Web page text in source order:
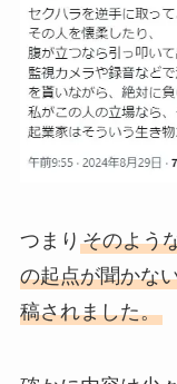
つまり そのよう
の起点が聞かな
稿されました。